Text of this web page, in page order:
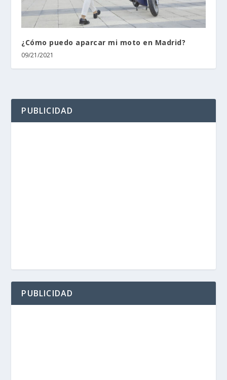
¿Cómo puedo aparcar mi moto en Madrid?
09/21/2021
PUBLICIDAD
PUBLICIDAD